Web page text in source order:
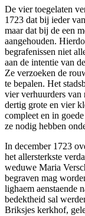
De vier toegelaten
1723 dat bij ieder
maar dat bij de een
aangehouden.
begrafenissen niet
aan de intentie van
Ze verzoeken de
te bepalen. Het
vier verhuurders van
dertig grote en vier
compleet en in
ze nodig hebben
In december 1723
het allersterkste
weduwe Maria
begraven mag
lighaem aenstaende
bedektheid sal
Briksjes kerkhof,